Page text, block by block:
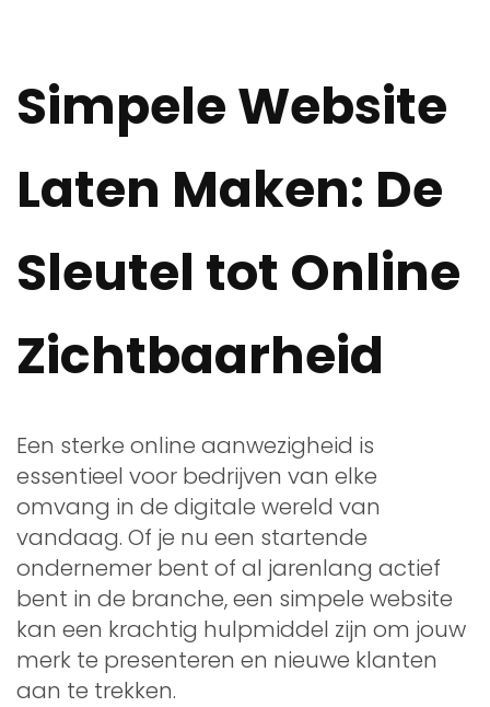
Simpele Website
Laten Maken: De
Sleutel tot Online
Zichtbaarheid
Een sterke online aanwezigheid is
essentieel voor bedrijven van elke
omvang in de digitale wereld van
vandaag. Of je nu een startende
ondernemer bent of al jarenlang actief
bent in de branche, een simpele website
kan een krachtig hulpmiddel zijn om jouw
merk te presenteren en nieuwe klanten
aan te trekken.